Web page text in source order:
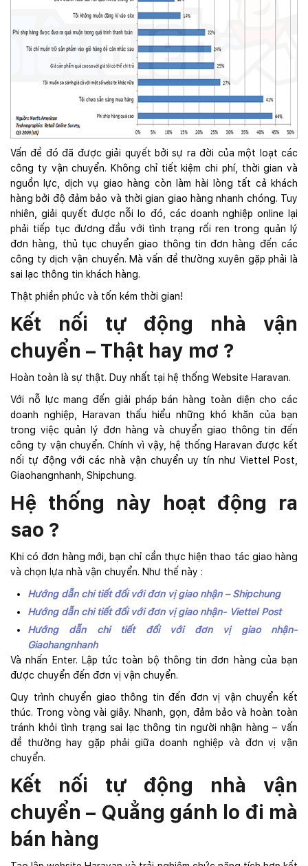
Vấn đề đó đã được giải quyết bởi sự ra đời của một loạt các
công ty vận chuyển. Không chỉ tiết kiệm chi phí, thời gian và
nguồn lực, dịch vụ giao hàng còn làm hài lòng tất cả khách
hàng bởi độ đảm bảo và thời gian giao hàng nhanh chóng. Tuy
nhiên, giải quyết được nỗi lo đó, các doanh nghiệp online lại
phải tiếp tục đương đầu với tình trạng rối ren trong quản lý
đơn hàng, thủ tục chuyển giao thông tin đơn hàng đến các
công ty dịch vận chuyển. Mà vấn đề thường xuyên gặp phải là
sai lạc thông tin khách hàng.
Thật phiền phức và tốn kém thời gian!
Kết nối tự động nhà vận
chuyển – Thật hay mơ ?
Hoàn toàn là sự thật. Duy nhất tại hệ thống Website Haravan.
Với nỗ lực mang đến giải pháp bán hàng toàn diện cho các
doanh nghiệp, Haravan thấu hiểu những khó khăn của bạn
trong việc quản lý đơn hàng và chuyển giao thông tin đến
công ty vận chuyển. Chính vì vậy, hệ thống Haravan được kết
nối tự động với các nhà vận chuyển uy tín như Viettel Post,
Giaohangnhanh, Shipchung.
Hệ thống này hoạt động ra
sao ?
Khi có đơn hàng mới, bạn chỉ cần thực hiện thao tác giao hàng
và chọn lựa nhà vận chuyển. Như thế này :
Hướng dẫn chi tiết đối với đơn vị giao nhận – Shipchung
Hướng dẫn chi tiết đối với đơn vị giao nhận- Viettel Post
Hướng dẫn chi tiết đối với đơn vị giao nhận-
Giaohangnhanh
Và nhấn Enter. Lập tức toàn bộ thông tin đơn hàng của bạn
được chuyển đến đơn vị vận chuyển.
Quy trình chuyển giao thông tin đến đơn vị vận chuyển kết
thúc. Trong vòng vài giây. Nhanh, gọn, đảm bảo và hoàn toàn
tránh khỏi tình trạng sai lạc thông tin người nhận hàng – vấn
đề thường hay gặp phải giữa doanh nghiệp và đơn vị vận
chuyển.
Kết nối tự động nhà vận
chuyển – Quẳng gánh lo đi mà
bán hàng